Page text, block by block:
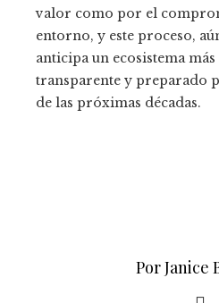
valor como por el
entorno, y este proceso,
anticipa un ecosistema
transparente y preparado
de las próximas décadas.
Por Janice